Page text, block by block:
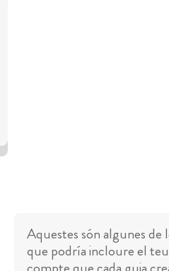
Aquestes són algunes de
que podría incloure el